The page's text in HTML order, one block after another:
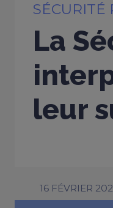
SÉCURITÉ
La
leur
16 FÉVRIER